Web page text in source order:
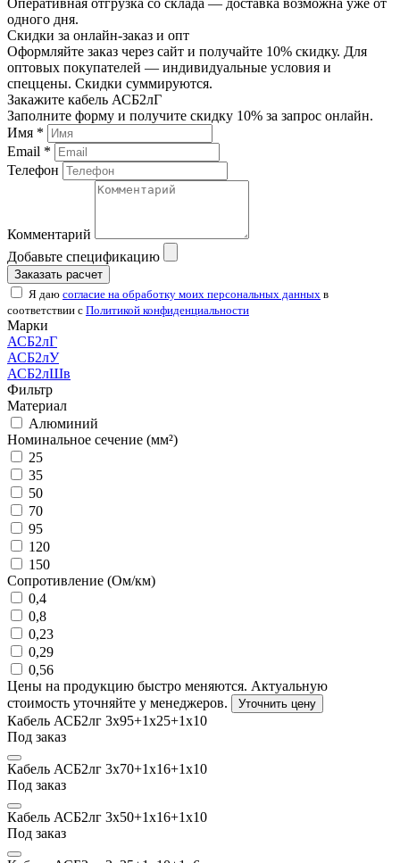
одного дня.
Скидки за онлайн-заказ и опт
Оформляйте заказ через сайт и получайте 10% скидку. Для
оптовых покупателей — индивидуальные условия и
спеццены. Скидки суммируются.
Закажите кабель АСБ2лГ
Заполните форму и получите скидку 10% за запрос онлайн.
Имя *
Email *
Телефон
Комментарий
Добавьте спецификацию
Заказать расчет
Я даю согласие на обработку моих персональных данных в
соответствии с Политикой конфиденциальности
Марки
АСБ2лГ
АСБ2лУ
АСБ2лШв
Фильтр
Материал
Алюминий
Номинальное сечение (мм²)
25
35
50
70
95
120
150
Сопротивление (Ом/км)
0,4
0,8
0,23
0,29
0,56
Цены на продукцию быстро меняются. Актуальную
стоимость уточняйте у менеджеров.
Уточнить цену
Кабель АСБ2лг 3х95+1х25+1х10
Под заказ
Кабель АСБ2лг 3х70+1х16+1х10
Под заказ
Кабель АСБ2лг 3х50+1х16+1х10
Под заказ